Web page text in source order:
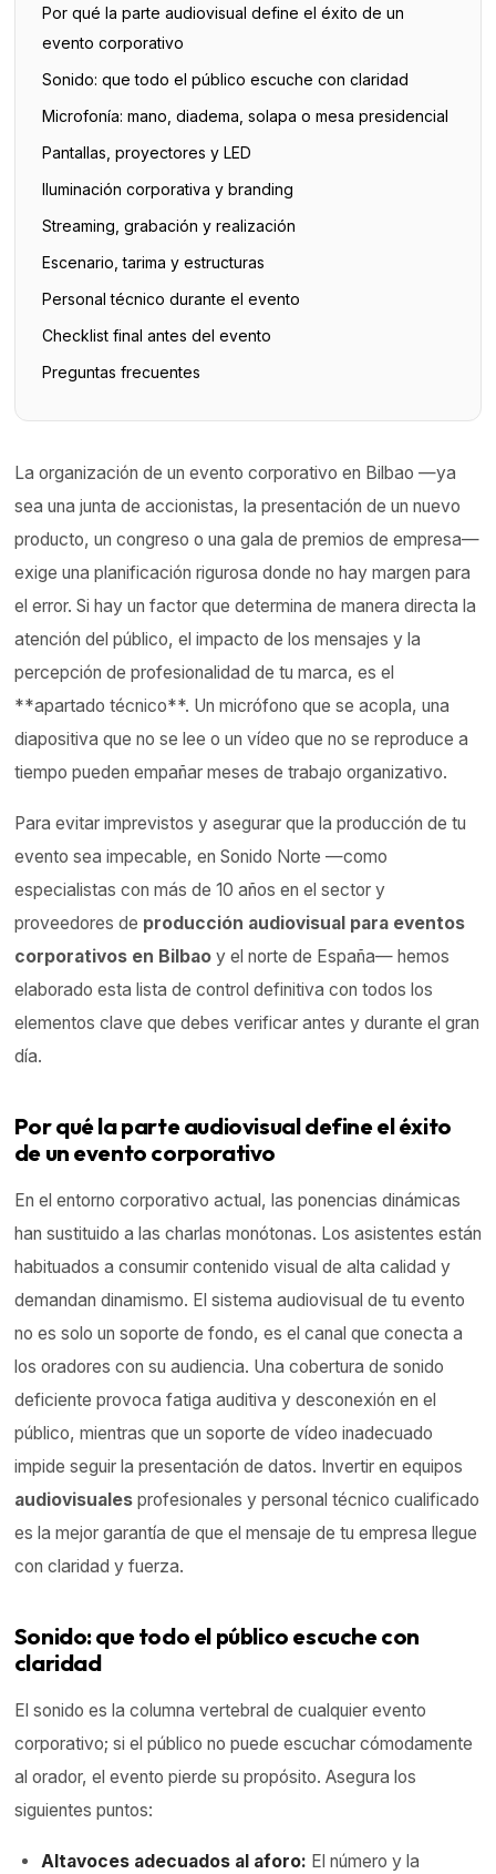
Por qué la parte audiovisual define el éxito de un
evento corporativo
Sonido: que todo el público escuche con claridad
Microfonía: mano, diadema, solapa o mesa presidencial
Pantallas, proyectores y LED
Iluminación corporativa y branding
Streaming, grabación y realización
Escenario, tarima y estructuras
Personal técnico durante el evento
Checklist final antes del evento
Preguntas frecuentes
La organización de un evento corporativo en Bilbao —ya
sea una junta de accionistas, la presentación de un nuevo
producto, un congreso o una gala de premios de empresa—
exige una planificación rigurosa donde no hay margen para
el error. Si hay un factor que determina de manera directa la
atención del público, el impacto de los mensajes y la
percepción de profesionalidad de tu marca, es el
**apartado técnico**. Un micrófono que se acopla, una
diapositiva que no se lee o un vídeo que no se reproduce a
tiempo pueden empañar meses de trabajo organizativo.
Para evitar imprevistos y asegurar que la producción de tu
evento sea impecable, en Sonido Norte —como
especialistas con más de 10 años en el sector y
proveedores de producción audiovisual para eventos
corporativos en Bilbaoy el norte de España— hemos
elaborado esta lista de control definitiva con todos los
elementos clave que debes verificar antes y durante el gran
día.
Por qué la parte audiovisual define el éxito
de un evento corporativo
En el entorno corporativo actual, las ponencias dinámicas
han sustituido a las charlas monótonas. Los asistentes están
habituados a consumir contenido visual de alta calidad y
demandan dinamismo. El sistema audiovisual de tu evento
no es solo un soporte de fondo, es el canal que conecta a
los oradores con su audiencia. Una cobertura de sonido
deficiente provoca fatiga auditiva y desconexión en el
público, mientras que un soporte de vídeo inadecuado
impide seguir la presentación de datos. Invertir en equipos
audiovisualesprofesionales y personal técnico cualificado
es la mejor garantía de que el mensaje de tu empresa llegue
con claridad y fuerza.
Sonido: que todo el público escuche con
claridad
El sonido es la columna vertebral de cualquier evento
corporativo; si el público no puede escuchar cómodamente
al orador, el evento pierde su propósito. Asegura los
siguientes puntos:
Altavocesadecuados al aforo: El número y la